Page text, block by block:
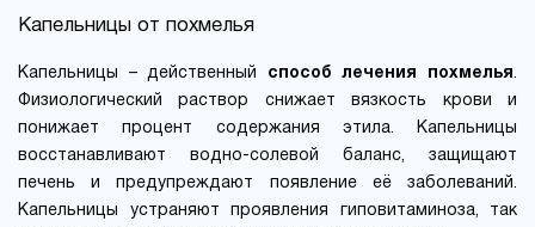
Капельницы от похмелья
Капельницы – действенный способ лечения похмелья
Физиологический раствор снижает вязкость крови и
понижает процент содержания этила. Капельницы
восстанавливают водно-солевой баланс, защищают
печень и предупреждают появление её заболеваний.
Капельницы устраняют проявления гиповитаминоза, так